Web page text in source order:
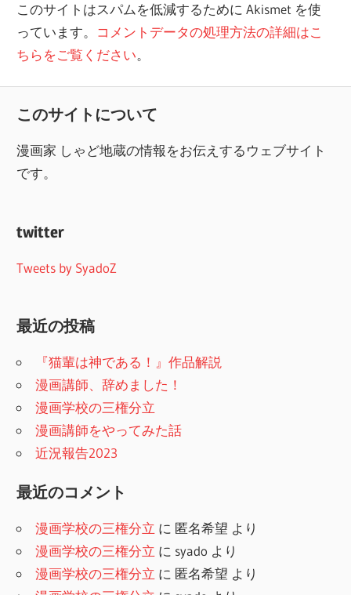
このサイトはスパムを低減するために Akismet を使
っています。 コメントデータの処理方法の詳細はこ
ちらをご覧ください。
このサイトについて
漫画家 しゃど地蔵の情報をお伝えするウェブサイト
です。
twitter
Tweets by SyadoZ
最近の投稿
『猫輩は神である！』作品解説
漫画講師、辞めました！
漫画学校の三権分立
漫画講師をやってみた話
近況報告2023
最近のコメント
漫画学校の三権分立 に 匿名希望 より
漫画学校の三権分立 に syado より
漫画学校の三権分立 に 匿名希望 より